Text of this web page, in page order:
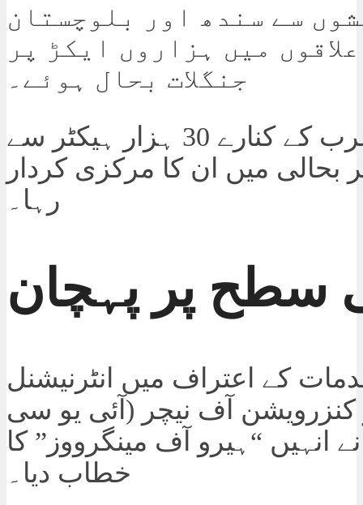
سے سندھ اور بلوچستان
میں ہزاروں ایکڑ پر
جنگلات بحال ہوئے۔
بحیرہ عرب کے کنارے 30 ہزار ہیکٹر سے
بحالی میں ان کا مرکزی کردار
رہا۔
سطح پر پہچان
کے اعتراف میں انٹرنیشنل
کنزرویشن آف نیچر (آئی یو سی
انہیں “ہیرو آف مینگرووز” کا
خطاب دیا۔